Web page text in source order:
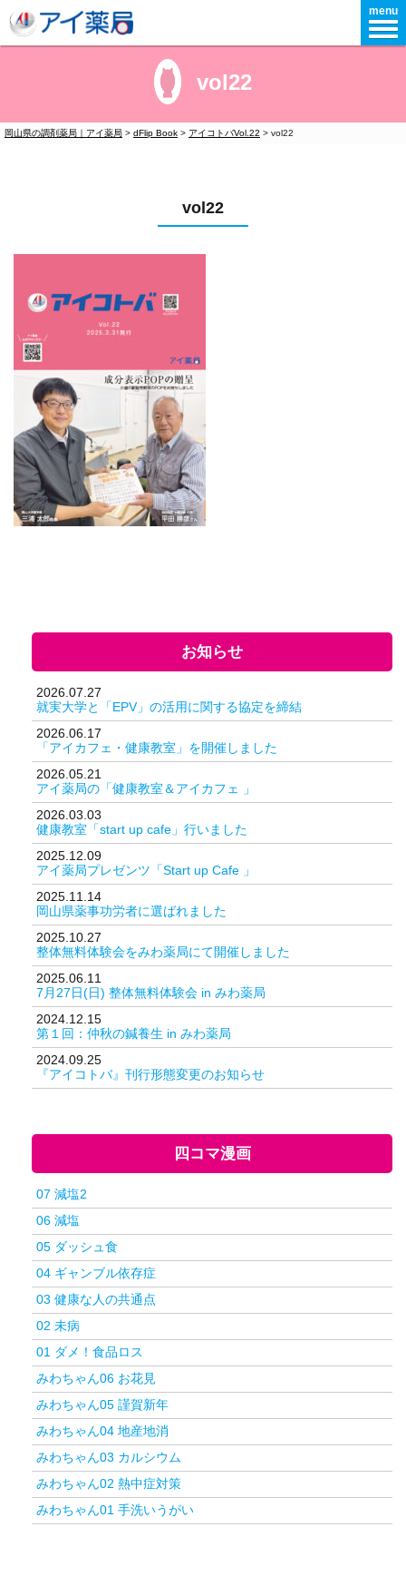
menu
vol22
岡山県の調剤薬局｜アイ薬局 > dFlip Book > アイコトバVol.22 > vol22
vol22
お知らせ
2026.07.27
就実大学と「EPV」の活用に関する協定を締結
2026.06.17
「アイカフェ・健康教室」を開催しました
2026.05.21
アイ薬局の「健康教室＆アイカフェ 」
2026.03.03
健康教室「start up cafe」行いました
2025.12.09
アイ薬局プレゼンツ「Start up Cafe 」
2025.11.14
岡山県薬事功労者に選ばれました
2025.10.27
整体無料体験会をみわ薬局にて開催しました
2025.06.11
7月27日(日) 整体無料体験会 in みわ薬局
2024.12.15
第１回：仲秋の鍼養生 in みわ薬局
2024.09.25
『アイコトバ』刊行形態変更のお知らせ
四コマ漫画
07 減塩2
06 減塩
05 ダッシュ食
04 ギャンブル依存症
03 健康な人の共通点
02 未病
01 ダメ！食品ロス
みわちゃん06 お花見
みわちゃん05 謹賀新年
みわちゃん04 地産地消
みわちゃん03 カルシウム
みわちゃん02 熱中症対策
みわちゃん01 手洗いうがい